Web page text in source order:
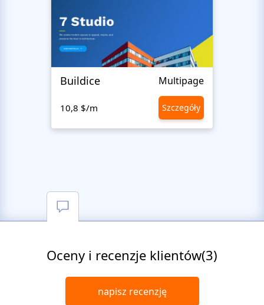
Buildice Multipage
10,8 $/m Szczegóły
Oceny i recenzje klientów(3)
napisz recenzję